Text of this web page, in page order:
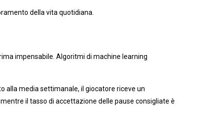
della vita quotidiana.
impensabile. Algoritmi di machine learning
alla media settimanale, il giocatore riceve un
il tasso di accettazione delle pause consigliate è